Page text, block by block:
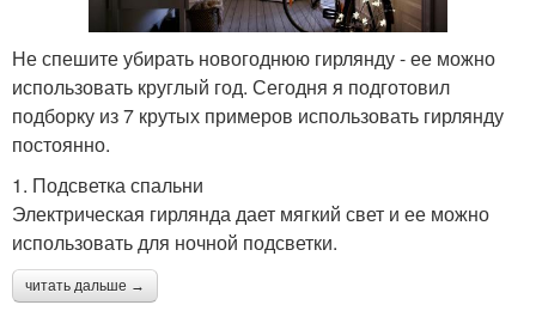
Не спешите убирать новогоднюю гирлянду - ее можно
использовать круглый год. Сегодня я подготовил
подборку из 7 крутых примеров использовать гирлянду
постоянно.
1. Подсветка спальни
Электрическая гирлянда дает мягкий свет и ее можно
использовать для ночной подсветки.
читать дальше →